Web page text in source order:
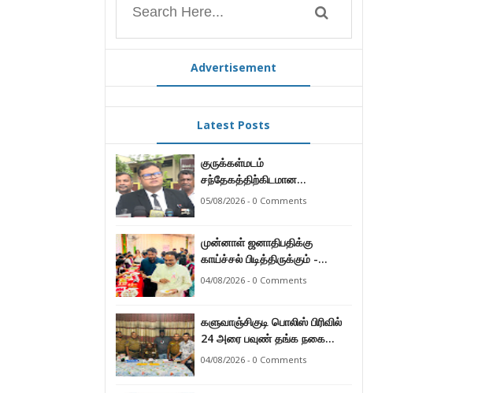
Advertisement
Latest Posts
குருக்கள்மடம்
சந்தேகத்திற்கிடமான
மனிதப்புதைகுழி தொடர்பான
தவணையிடப்பட்டுள்ளது.
05/08/2026 - 0 Comments
முன்னாள் ஜனாதிபதிக்கு
காய்ச்சல் பிடித்திருக்கும் -
பாராளுமன்ற உறுப்பினர் ஸ்ரீநேசன்
04/08/2026 - 0 Comments
களுவாஞ்சிகுடி பொலிஸ் பிரிவில்
24 அரை பவுண் தங்க நகை
களவு 24 மணித்தியலத்தில்
04/08/2026 - 0 Comments